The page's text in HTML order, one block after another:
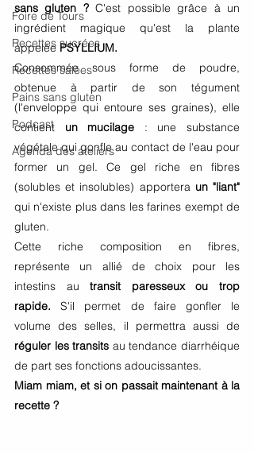
Foire de Tours
Recettes sucrées
Recettes salées
Pains sans gluten
Podcast
Agenda des ateliers
sans gluten ? C'est possible grâce à un
ingrédient magique qu'est la plante
appelée PSYLLIUM.
Consommée sous forme de poudre,
obtenue à partir de son tégument
(l'enveloppe qui entoure ses graines), elle
contient un mucilage : une substance
végétale qui gonfle au contact de l'eau pour
former un gel. Ce gel riche en fibres
(solubles et insolubles) apportera
qui n'existe plus dans les farines exempt de
gluten.
Cette riche composition en fibres,
représente un allié de choix pour les
intestins au transit paresseux ou trop
rapide.
S'il permet de faire gonfler le
réguler les transits au tendance diarrhéique
de part ses fonctions adoucissantes.
Miam miam, et si on passait maintenant à la
recette ?